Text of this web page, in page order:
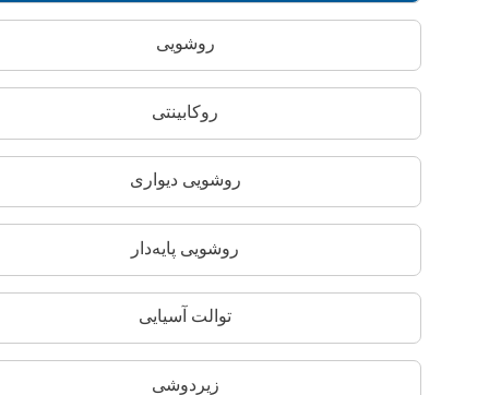
روشویی
روکابینتی
روشویی دیواری
روشویی پایه‌دار
توالت آسیایی
زیردوشی